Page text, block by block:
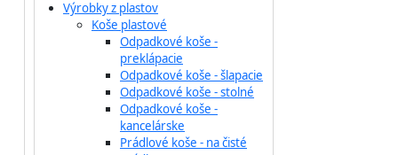
Výrobky z plastov
Koše plastové
Odpadkové koše -
preklápacie
Odpadkové koše - šlapacie
Odpadkové koše - stolné
Odpadkové koše -
kancelárske
Prádlové koše - na čisté